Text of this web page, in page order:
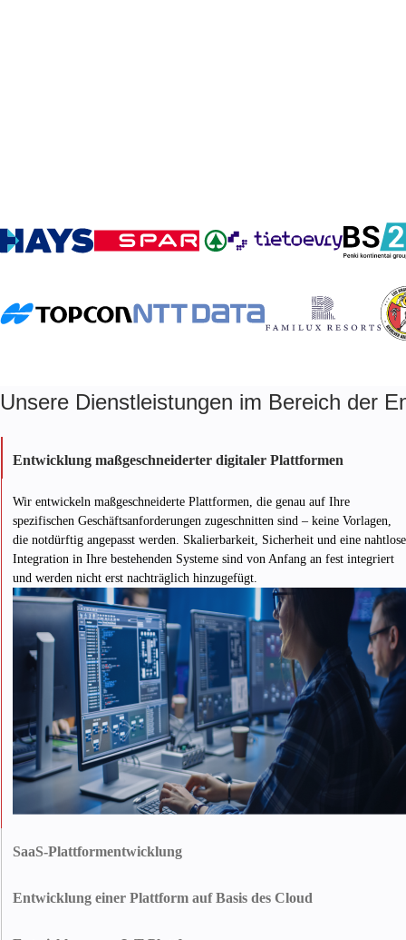
Unsere Dienstleistungen im Bereich der
Entwicklung maßgeschneiderter digitaler Plattformen
Wir entwickeln maßgeschneiderte Plattformen, die genau auf Ihre
spezifischen Geschäftsanforderungen zugeschnitten sind – keine Vorlagen,
die notdürftig angepasst werden. Skalierbarkeit, Sicherheit und eine nahtlose
Integration in Ihre bestehenden Systeme sind von Anfang an fest integriert
und werden nicht erst nachträglich hinzugefügt.
SaaS-Plattformentwicklung
anpassen und neue Kunden integrieren, ohne Ihren Betriebsaufwand zu
erhöhen. Holen Sie sich ein SaaS-Produkt, das Mandantenfähigkeit,
Entwicklung einer Plattform auf Basis des Cloud
Schnelligkeit benötigen, ist eine cloudbasierte Plattform definitiv die